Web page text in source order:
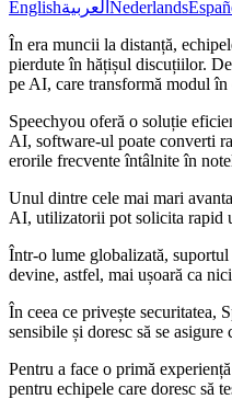
Englishالعربية Nederlands
În era muncii la distanță,
pierdute în hățișul discuțiilor.
pe AI, care transformă modul
Speechyou oferă o soluție
AI, software-ul poate converti
erorile frecvente întâlnite în
Unul dintre cele mai mari
AI, utilizatorii pot solicita rapid
Într-o lume globalizată,
devine, astfel, mai ușoară ca
În ceea ce privește securitatea,
sensibile și doresc să se
Pentru a face o primă
pentru echipele care doresc să